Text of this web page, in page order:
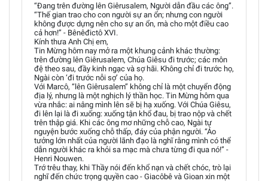
“Đang trên đường lên Giêrusalem, Người dẫn đầu các ông”.
“Thế gian trao cho con người sự an ổn; nhưng con người
không được dựng nên cho sự an ổn, mà cho một điều cao
cả hơn!” - Bênêđictô XVI.
Kính thưa Anh Chị em,
Tin Mừng hôm nay mở ra một khung cảnh khác thường:
trên đường lên Giêrusalem, Chúa Giêsu đi trước; các môn
đệ theo sau, đầy kinh ngạc và sợ hãi. Không chỉ đi trước họ,
Ngài còn ‘đi trước nỗi sợ’ của họ.
Với Marcô, “lên Giêrusalem” không chỉ là một chuyển động
địa lý, nhưng là một nghịch lý thần học. Tin Mừng hôm qua
vừa nhắc: ai nâng mình lên sẽ bị hạ xuống. Với Chúa Giêsu,
đi lên lại là đi xuống: xuống tận khổ đau, bị trao nộp và chết
trên thập giá. Khi các ông mơ những chỗ cao, Ngài tự
nguyện bước xuống chỗ thấp, đáy của phận người. “Ảo
tưởng lớn nhất của người lãnh đạo là nghĩ rằng mình có thể
dẫn người khác ra khỏi sa mạc mà chưa từng đi qua nó!” -
Henri Nouwen.
Trớ trêu thay, khi Thầy nói đến khổ nạn và chết chóc, trò lại
nghĩ đến chức trọng quyền cao - Giacôbê và Gioan xin một